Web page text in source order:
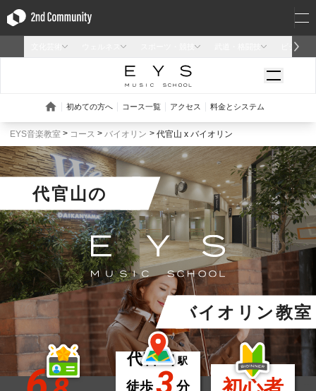
EYS音楽教室 コース バイオリン 代官山 x バイオリン
代官山の
バイオリン教室
代官山駅
徒歩 分